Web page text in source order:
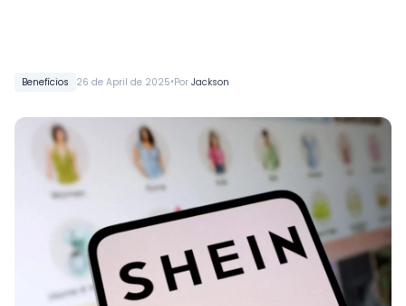
Benefícios 26 de April de 2025•Por Jackson